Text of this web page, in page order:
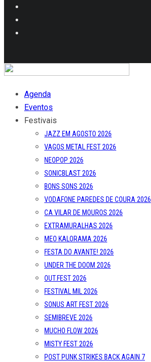
Agenda
Eventos
Festivais
JAZZ EM AGOSTO 2026
VAGOS METAL FEST 2026
NEOPOP 2026
SONICBLAST 2026
BONS SONS 2026
VODAFONE PAREDES DE COURA 2026
CA VILAR DE MOUROS 2026
EXTRAMURALHAS 2026
MEO KALORAMA 2026
FESTA DO AVANTE! 2026
UNDER THE DOOM 2026
OUT.FEST 2026
FESTIVAL MIL 2026
SONUS ART FEST 2026
SEMIBREVE 2026
MUCHO FLOW 2026
MISTY FEST 2026
POST PUNK STRIKES BACK AGAIN 7